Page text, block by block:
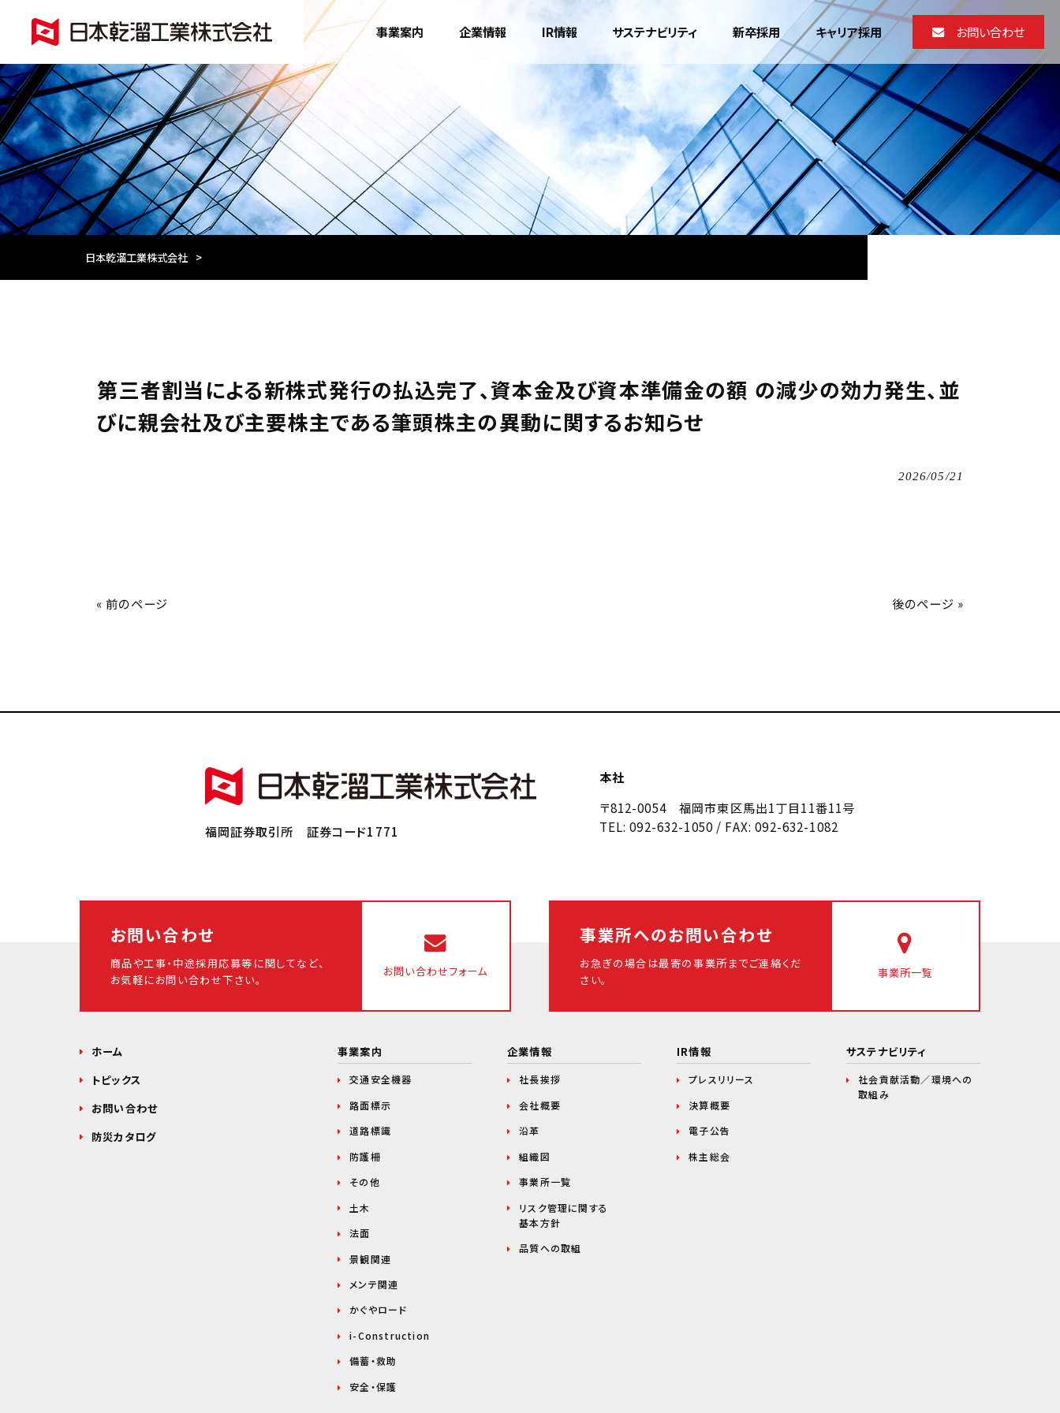
事業案内 企業情報 IR情報 サステナビリティ 新卒採用 キャリア採用 お問い合わせ
日本乾溜工業株式会社 >
第三者割当による新株式発行の払込完了、資本金及び資本準備金の額 の減少の効力発生、並
びに親会社及び主要株主である筆頭株主の異動に関するお知らせ
2026/05/21
« 前のページ 後のページ »
福岡証券取引所 証券コード1771
本社
〒812-0054 福岡市東区馬出1丁目11番11号
TEL: 092-632-1050 / FAX: 092-632-1082
お問い合わせ
商品や工事・中途採用応募等に関してなど、
お気軽にお問い合わせ下さい。
お問い合わせフォーム
事業所へのお問い合わせ
お急ぎの場合は最寄の事業所までご連絡くだ
さい。
事業所一覧
ホーム
トピックス
お問い合わせ
防災カタログ
事業案内
交通安全機器
路面標示
道路標識
防護柵
その他
土木
法面
景観関連
メンテ関連
かぐやロード
i-Construction
備蓄・救助
安全・保護
企業情報
社長挨拶
会社概要
沿革
組織図
事業所一覧
リスク管理に関する
基本方針
品質への取組
IR情報
プレスリリース
決算概要
電子公告
株主総会
サステナビリティ
社会貢献活動／環境への
取組み